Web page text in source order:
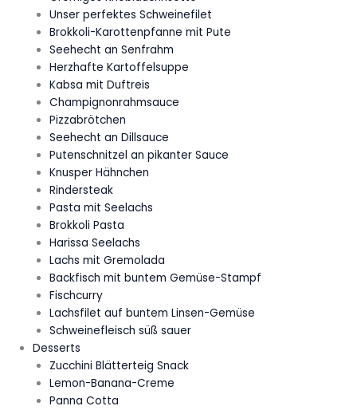
Unser perfektes Schweinefilet
Brokkoli-Karottenpfanne mit Pute
Seehecht an Senfrahm
Herzhafte Kartoffelsuppe
Kabsa mit Duftreis
Champignonrahmsauce
Pizzabrötchen
Seehecht an Dillsauce
Putenschnitzel an pikanter Sauce
Knusper Hähnchen
Rindersteak
Pasta mit Seelachs
Brokkoli Pasta
Harissa Seelachs
Lachs mit Gremolada
Backfisch mit buntem Gemüse-Stampf
Fischcurry
Lachsfilet auf buntem Linsen-Gemüse
Schweinefleisch süß sauer
Desserts
Zucchini Blätterteig Snack
Lemon-Banana-Creme
Panna Cotta